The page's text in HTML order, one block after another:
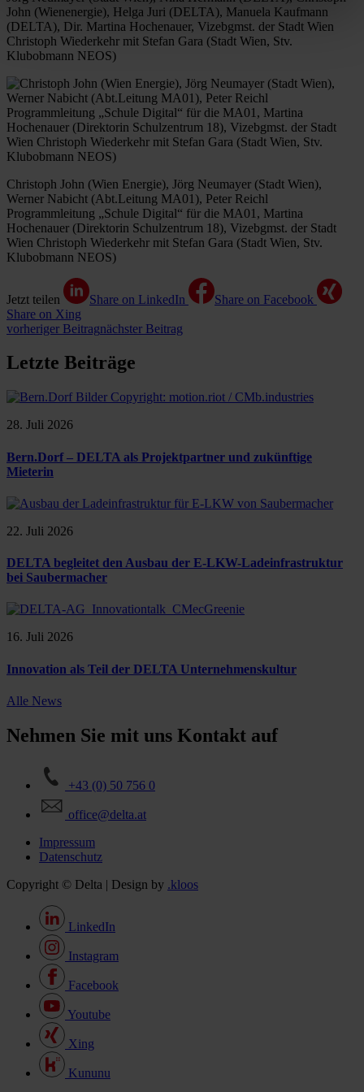
John (Wienenergie), Helga Juri (DELTA), Manuela Kaufmann
(DELTA), Dir. Martina Hochenauer, Vizebgmst. der Stadt Wien
Christoph Wiederkehr mit Stefan Gara (Stadt Wien, Stv.
Klubobmann NEOS)
Christoph John (Wien Energie), Jörg Neumayer (Stadt Wien),
Werner Nabicht (Abt.Leitung MA01), Peter Reichl
Programmleitung „Schule Digital“ für die MA01, Martina
Hochenauer (Direktorin Schulzentrum 18), Vizebgmst. der Stadt
Wien Christoph Wiederkehr mit Stefan Gara (Stadt Wien, Stv.
Klubobmann NEOS)
Jetzt teilen Share on LinkedIn
Share on Facebook
Share on Xing
vorheriger Beitragnächster Beitrag
Letzte Beiträge
28. Juli 2026
Bern.Dorf – DELTA als Projektpartner und zukünftige
Mieterin
22. Juli 2026
DELTA begleitet den Ausbau der E-LKW-Ladeinfrastruktur
bei Saubermacher
16. Juli 2026
Innovation als Teil der DELTA Unternehmenskultur
Alle News
Nehmen Sie mit uns Kontakt auf
+43 (0) 50 756 0
office@delta.at
Impressum
Datenschutz
Copyright © Delta | Design by .kloos
LinkedIn
Instagram
Facebook
Youtube
Xing
Kununu